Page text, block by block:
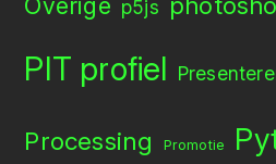
p5js
PIT profiel
Processing Promotie